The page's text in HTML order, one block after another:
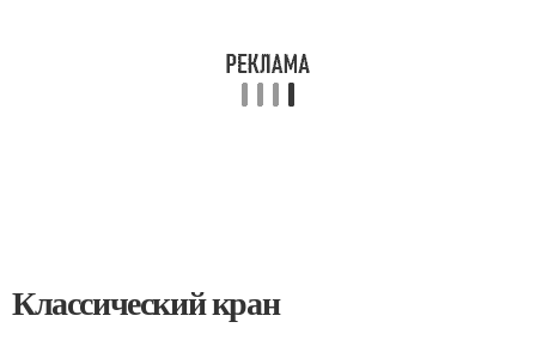
Классический кран